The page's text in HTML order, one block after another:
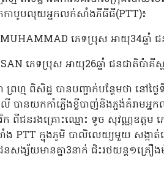
កកាបូបលុយអ្នកលក់សាំងភីធីធី(PTT)៖
ភេទប្រុស អាយុ34ឆ្នាំ ជ
ភេទប្រុស អាយុ26ឆ្នាំ ជនជាតិប៉ាគី
ហ្ម ពិសិដ្ឋ បានបញ្ជាក់បន្ថែមថា នៅថ្ងៃ
បានយកកាំភ្លើងខ្លីបាញ់និងភ្ជង់គំរា
រិក ពីជនរងគ្រោះឈ្មោះ ទូច សុវណ្ណឧត្តម
ង PTT ក្នុងភូមិ បាលិលេយ្យមួយ សង្កា
ង្ស័យមានគ្នា3នាក់ ជិះរថយន្ត១គ្រឿ